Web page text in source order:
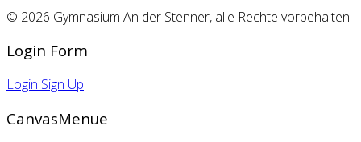
© 2026 Gymnasium An der Stenner, alle Rechte vorbehalten.
Login Form
Login Sign Up
CanvasMenue